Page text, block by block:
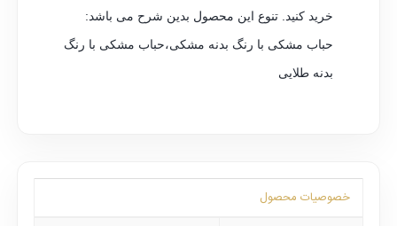
خرید کنید. تنوع این محصول بدین شرح می باشد:
حباب مشکی با رنگ بدنه مشکی،حباب مشکی با رنگ
بدنه طلایی
خصوصیات محصول